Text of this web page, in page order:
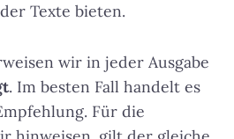
Texte bieten.
wir in jeder Ausgabe
. Im besten Fall handelt es
Für die